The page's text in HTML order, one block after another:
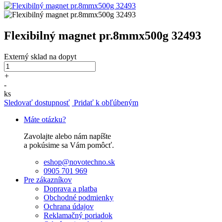
Flexibilný magnet pr.8mmx500g 32493
Externý sklad na dopyt
+
-
ks
Sledovať dostupnosť Pridať k obľúbeným
Máte otázku?
Zavolajte alebo nám napíšte
a pokúsime sa Vám pomôcť.
eshop@novotechno.sk
0905 701 969
Pre zákazníkov
Doprava a platba
Obchodné podmienky
Ochrana údajov
Reklamačný poriadok